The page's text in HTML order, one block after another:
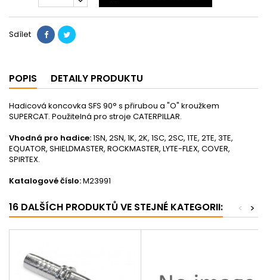
Sdílet
POPIS DETAILY PRODUKTU
Hadicová koncovka SFS 90° s přirubou a "O" kroužkem
SUPERCAT. Použitelná pro stroje CATERPILLAR.
Vhodná pro hadice:1SN, 2SN, 1K, 2K, 1SC, 2SC, 1TE, 2TE, 3TE,
EQUATOR, SHIELDMASTER, ROCKMASTER, LYTE-FLEX, COVER,
SPIRTEX.
Katalogové číslo:M23991
16 DALŠÍCH PRODUKTŮ VE STEJNÉ KATEGORII: >
<